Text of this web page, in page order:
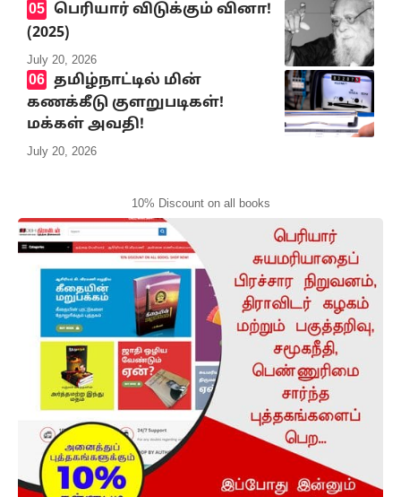
பெரியார் விடுக்கும் வினா!
(2025)
July 20, 2026
தமிழ்நாட்டில் மின்
கணக்கீடு குளறுபடிகள்!
மக்கள் அவதி!
July 20, 2026
10% Discount on all books